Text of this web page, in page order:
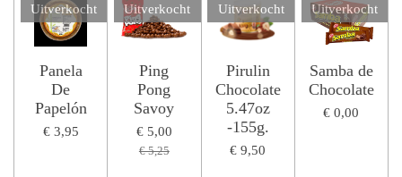
Uitverkocht
Panela
De
Papelón
€ 3,95
Uitverkocht
Ping
Pong
Savoy
€ 5,00
€ 5,25
Uitverkocht
Pirulin
Chocolate
5.47oz
-155g.
€ 9,50
Uitverkocht
Samba de
Chocolate
€ 0,00